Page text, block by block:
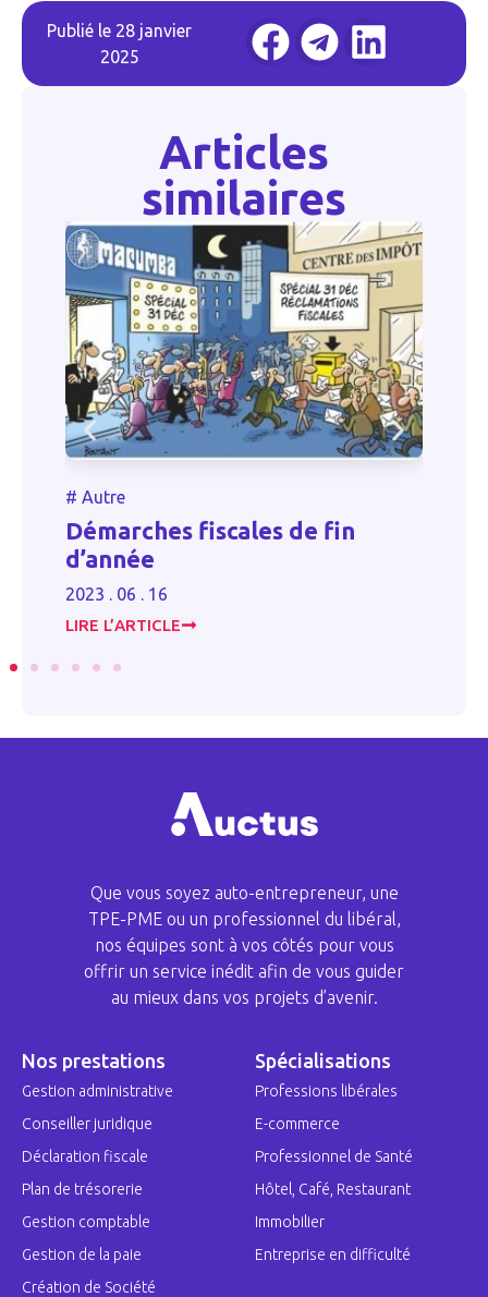
Publié le 28 janvier
2025
Articles
similaires
#
TPE-PME : le point sur leur
digitalisation
2023 . 12 . 07
LIRE L’ARTICLE
Que vous soyez auto-entrepreneur, une
TPE-PME ou un professionnel du libéral,
nos équipes sont à vos côtés pour vous
offrir un service inédit afin de vous guider
au mieux dans vos projets d’avenir.
Nos prestations
Gestion administrative
Conseiller juridique
Déclaration fiscale
Plan de trésorerie
Gestion comptable
Gestion de la paie
Création de Société
Spécialisations
Professions libérales
E-commerce
Professionnel de Santé
Hôtel, Café, Restaurant
Immobilier
Entreprise en difficulté